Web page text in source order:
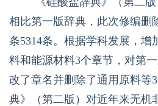
相比第一版辞典，此次修编删
条5314条。根据学科发展，增
料和能源材料3个章节，对第
改了章名并删除了通用原料等3
典》（第二版）对近年来无机